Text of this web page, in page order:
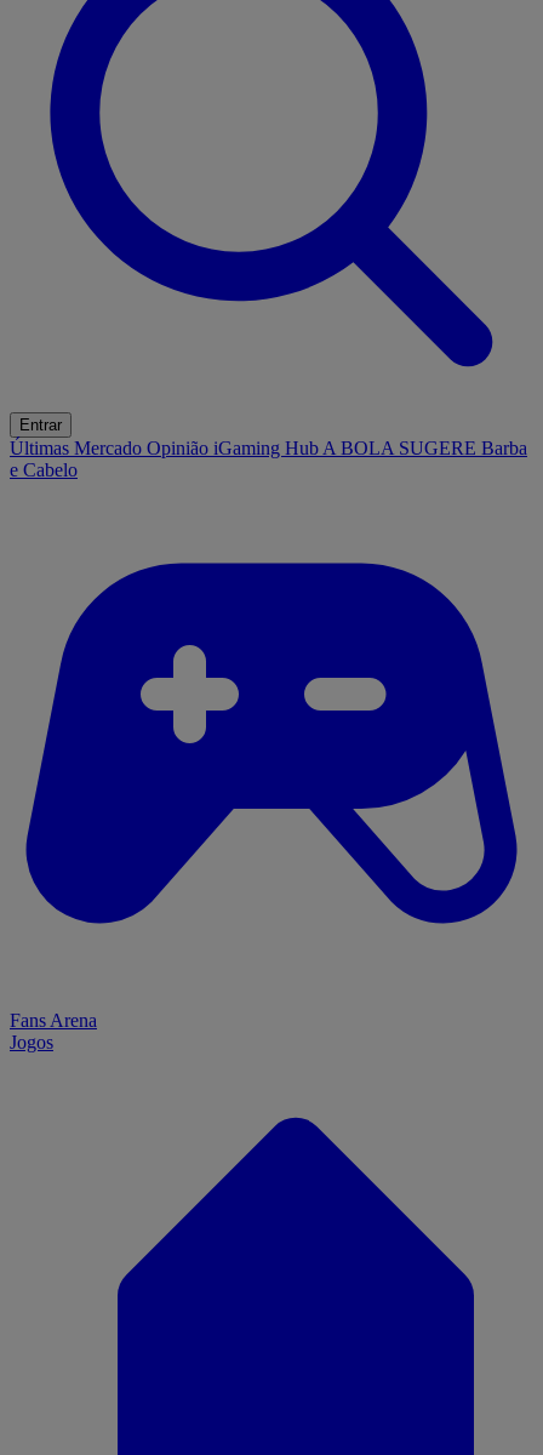
Entrar
Últimas Mercado Opinião iGaming Hub A BOLA SUGERE Barba
e Cabelo
Fans Arena
Jogos